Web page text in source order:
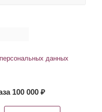
данных
100 000 ₽